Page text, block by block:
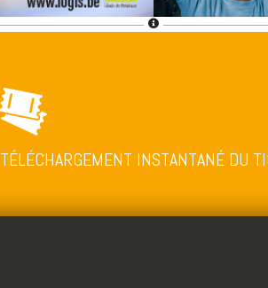
TÉLÉCHARGEMENT INSTANTANÉ DU